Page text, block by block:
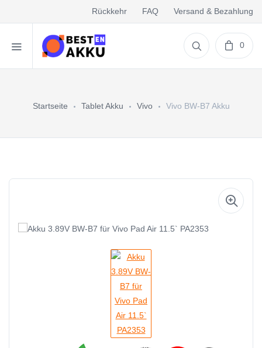
Rückkehr FAQ Versand & Bezahlung
0
Startseite Tablet Akku Vivo Vivo BW-B7 Akku